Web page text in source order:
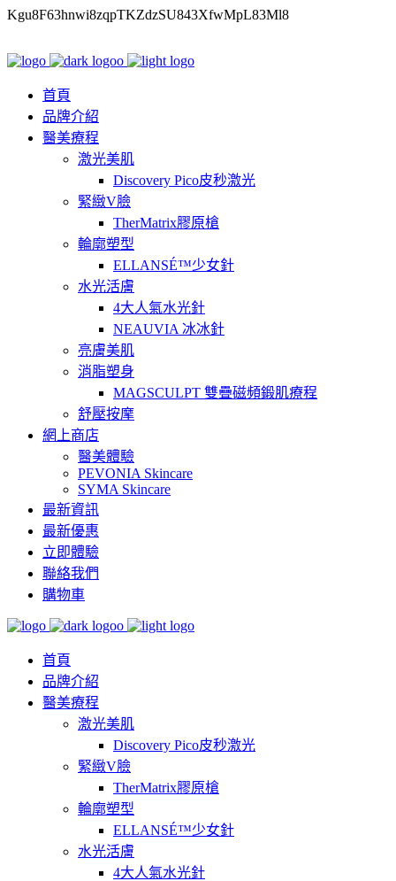
Kgu8F63hnwi8zqpTKZdzSU843XfwMpL83Ml8
首頁
品牌介紹
醫美療程
激光美肌
Discovery Pico皮秒激光
緊緻V臉
TherMatrix膠原槍
輪廓塑型
ELLANSÉ™少女針
水光活膚
4大人氣水光針
NEAUVIA 冰冰針
亮膚美肌
消脂塑身
MAGSCULPT 雙疊磁頻鍛肌療程
舒壓按摩
網上商店
醫美體驗
PEVONIA Skincare
SYMA Skincare
最新資訊
最新優惠
立即體驗
聯絡我們
購物車
首頁
品牌介紹
醫美療程
激光美肌
Discovery Pico皮秒激光
緊緻V臉
TherMatrix膠原槍
輪廓塑型
ELLANSÉ™少女針
水光活膚
4大人氣水光針